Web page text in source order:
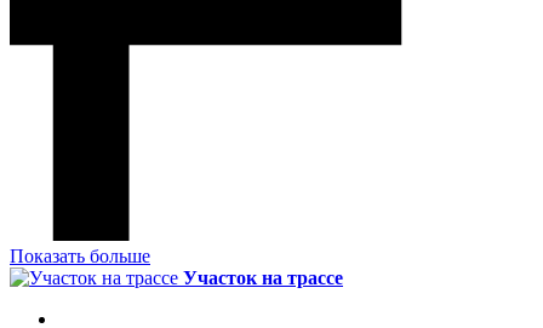
Показать больше
Участок на трассе